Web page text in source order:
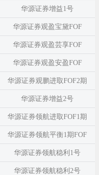
华源证券增益1号
华源证券观盈宝黛FOF
华源证券观盈芸享FOF
华源证券观盈安盈FOF
华源证券观鹏进取FOF2期
华源证券增益2号
华源证券领航进取FOF1期
华源证券领航平衡1期FOF
华源证券领航稳利1号
华源证券领航稳利2号